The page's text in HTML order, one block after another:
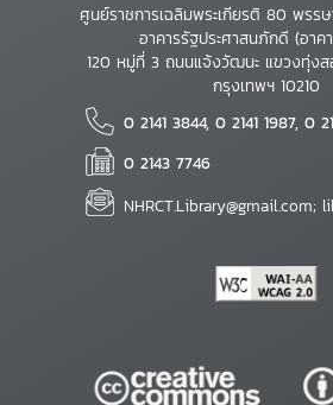
ศูนย์ราชการเฉลิมพระเกียรติ 80 พรร
อาคารรัฐประศาสนภักดี (อาค
120 หมู่ที่ 3 ถนนแจ้งวัฒนะ แขวงทุ่ง
กรุงเทพฯ 10210
0 2141 3844, 0 2141 1987, 0
0 2143 7746
NHRCT.Library@gmail.com;